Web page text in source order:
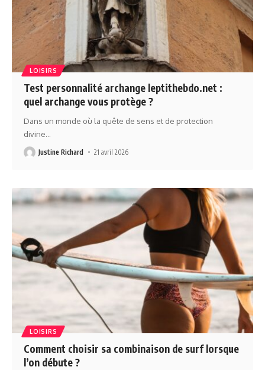
LOISIRS
Test personnalité archange leptithebdo.net :
quel archange vous protège ?
Dans un monde où la quête de sens et de protection
divine…
Justine Richard 21 avril 2026
LOISIRS
Comment choisir sa combinaison de surf lorsque
l’on débute ?